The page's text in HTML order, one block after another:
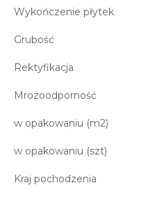
Wykończenie płytek
Grubość
Rektyfikacja
Mrozoodporność
w opakowaniu (m2)
w opakowaniu (szt)
Kraj pochodzenia